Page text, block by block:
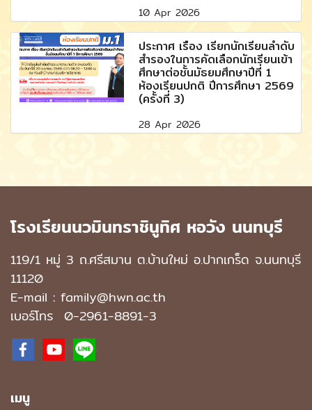
10 Apr 2026
ประกาศ เรื่อง เรียกนักเรียนลำดับ
สำรองในการคัดเลือกนักเรียนเข้า
ศึกษาต่อชั้นมัธยมศึกษาปีที่ 1
ห้องเรียนปกติ ปีการศึกษา 2569
(ครั้งที่ 3)
28 Apr 2026
โรงเรียนนวมินทราชินูทิศ หอวัง นนทบุรี
119/1 หมู่ 3 ถ.ศรีสมาน ต.บ้านใหม่ อ.ปากเกร็ด จ.นนทบุรี
11120
E-mail : family@hwn.ac.th
เบอร์โทร 0-2961-8891-3
เมนู